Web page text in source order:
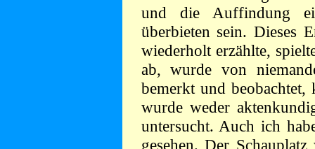
und die Auffindung
überbieten sein. Dieses
wiederholt erzählte,
ab, wurde von
bemerkt und
wurde weder
untersucht. Auch ich
gesehen. Der